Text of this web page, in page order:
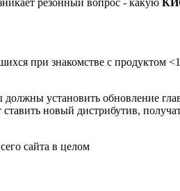
при знакомстве с продуктом
установить обновление
новый дистрибутив,
сайта в целом